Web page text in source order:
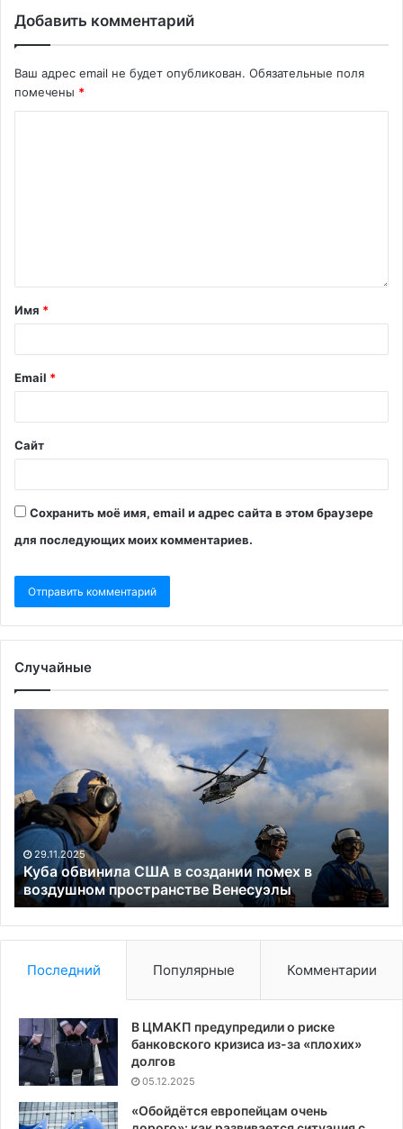
Добавить комментарий
Ваш адрес email не будет опубликован. Обязательные поля
помечены *
Имя *
Email *
Сайт
Сохранить моё имя, email и адрес сайта в этом браузере
для последующих моих комментариев.
Случайные
обвинила
США
создании
помех
в
воздушном
пространстве
Венесуэлы
29.11.2025
Куба обвинила США в создании помех в
воздушном пространстве Венесуэлы
Последний Популярные Комментарии
В ЦМАКП предупредили о риске
банковского кризиса из-за «плохих»
долгов
05.12.2025
«Обойдётся европейцам очень